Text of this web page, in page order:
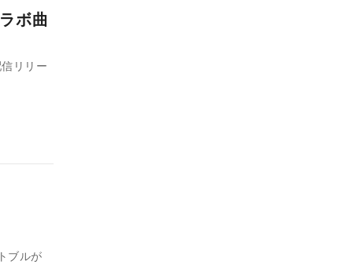
ボ曲
リリー
ブルが